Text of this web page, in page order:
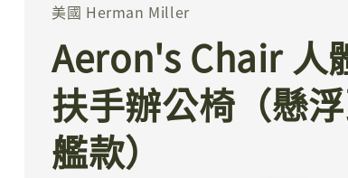
美國 Herman Miller
Aeron's Chair 人
扶手辦公椅（懸
艦款）